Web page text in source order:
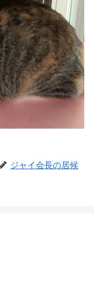
ジャイ会長の居候